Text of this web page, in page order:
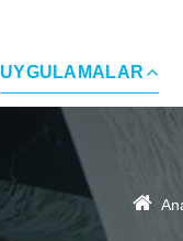
UYGULAMALAR